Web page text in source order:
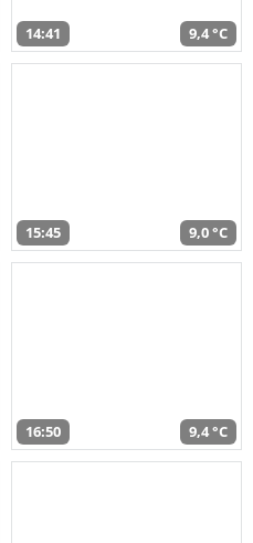
14:41 9,4 °C
15:45 9,0 °C
16:50 9,4 °C